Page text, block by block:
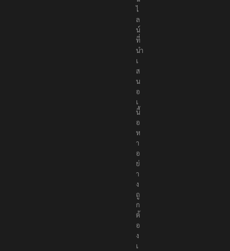
ไ
ล
น์
ที่
นำ
เ
ส
น
อ
เ
นื้
อ
ห
า
อ
ย่
า
ง
ถู
ก
ต้
อ
ง
เ